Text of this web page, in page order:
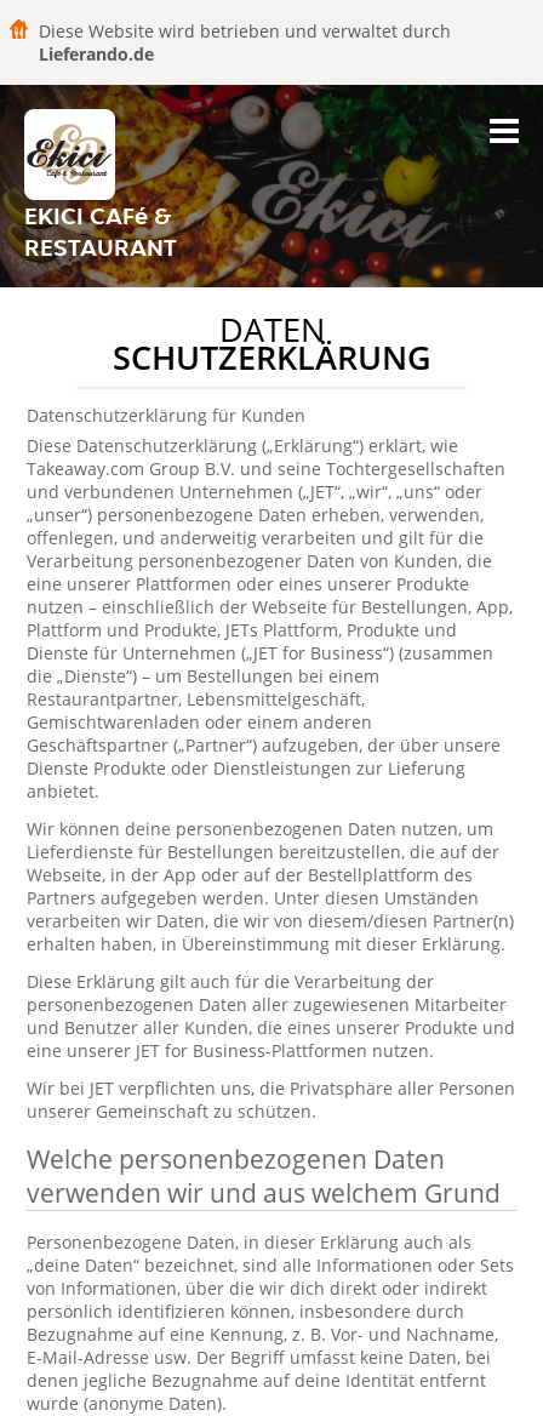
Diese Website wird betrieben und verwaltet durch
Lieferando.de
EKICI CAFé &
RESTAURANT
DATEN
SCHUTZERKLÄRUNG
Datenschutzerklärung für Kunden
Diese Datenschutzerklärung („Erklärung“) erklärt, wie
Takeaway.com Group B.V. und seine Tochtergesellschaften
und verbundenen Unternehmen („JET“, „wir“, „uns“ oder
„unser“) personenbezogene Daten erheben, verwenden,
offenlegen, und anderweitig verarbeiten und gilt für die
Verarbeitung personenbezogener Daten von Kunden, die
eine unserer Plattformen oder eines unserer Produkte
nutzen – einschließlich der Webseite für Bestellungen, App,
Plattform und Produkte, JETs Plattform, Produkte und
Dienste für Unternehmen („JET for Business“) (zusammen
die „Dienste“) – um Bestellungen bei einem
Restaurantpartner, Lebensmittelgeschäft,
Gemischtwarenladen oder einem anderen
Geschäftspartner („Partner“) aufzugeben, der über unsere
Dienste Produkte oder Dienstleistungen zur Lieferung
anbietet.
Wir können deine personenbezogenen Daten nutzen, um
Lieferdienste für Bestellungen bereitzustellen, die auf der
Webseite, in der App oder auf der Bestellplattform des
Partners aufgegeben werden. Unter diesen Umständen
verarbeiten wir Daten, die wir von diesem/diesen Partner(n)
erhalten haben, in Übereinstimmung mit dieser Erklärung.
Diese Erklärung gilt auch für die Verarbeitung der
personenbezogenen Daten aller zugewiesenen Mitarbeiter
und Benutzer aller Kunden, die eines unserer Produkte und
eine unserer JET for Business-Plattformen nutzen.
Wir bei JET verpflichten uns, die Privatsphäre aller Personen
unserer Gemeinschaft zu schützen.
Welche personenbezogenen Daten
verwenden wir und aus welchem Grund
Personenbezogene Daten, in dieser Erklärung auch als
„deine Daten“ bezeichnet, sind alle Informationen oder Sets
von Informationen, über die wir dich direkt oder indirekt
persönlich identifizieren können, insbesondere durch
Bezugnahme auf eine Kennung, z. B. Vor- und Nachname,
E-Mail-Adresse usw. Der Begriff umfasst keine Daten, bei
denen jegliche Bezugnahme auf deine Identität entfernt
wurde (anonyme Daten).